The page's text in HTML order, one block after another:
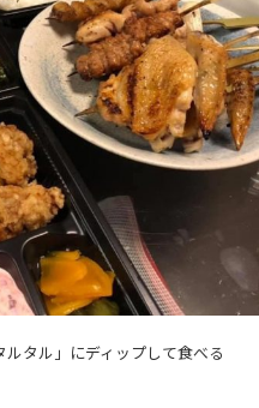
タル」にディップして食べる